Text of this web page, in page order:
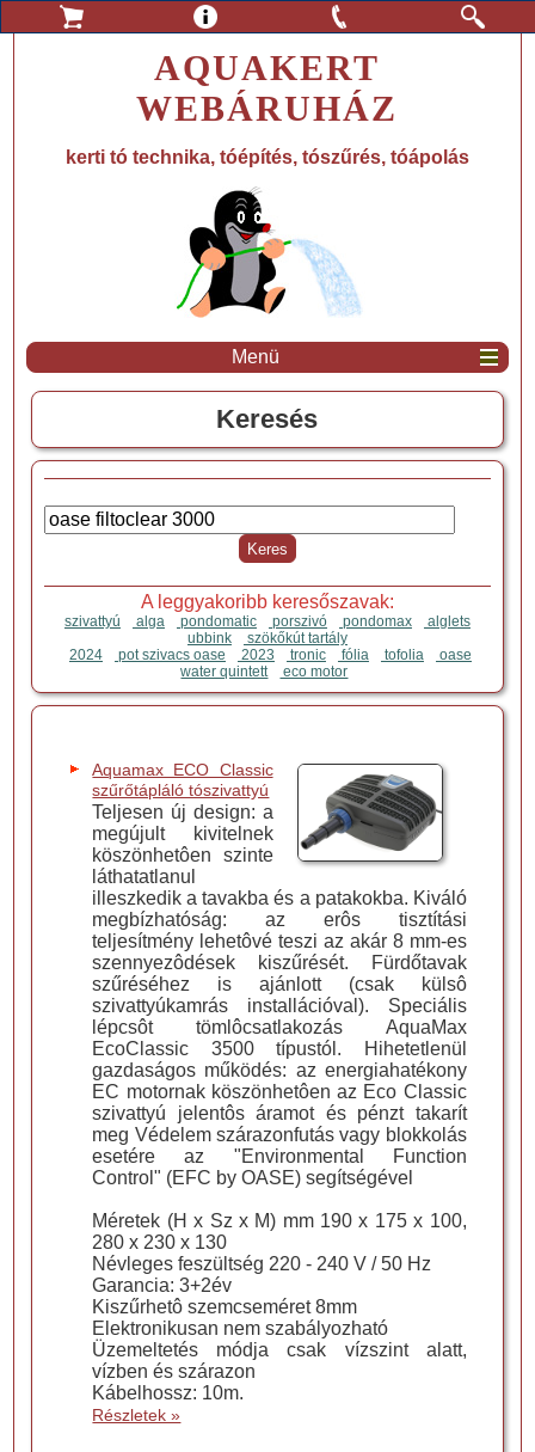
AQUAKERT
WEBÁRUHÁZ
kerti tó technika, tóépítés, tószűrés, tóápolás
Menü
Keresés
A leggyakoribb keresőszavak:
szivattyú alga pondomatic porszivó pondomax
alglets
ubbink
szökőkút tartály
2024
pot szivacs oase 2023 tronic fólia tofolia
oase
water quintett
eco motor
Aquamax ECO Classic
szűrőtápláló tószivattyú
Teljesen új design: a
megújult kivitelnek
köszönhetôen szinte
láthatatlanul
illeszkedik a tavakba és a patakokba. Kiváló
megbízhatóság: az erôs tisztítási
teljesítmény lehetôvé teszi az akár 8 mm-es
szennyezôdések kiszűrését. Fürdőtavak
szűréséhez is ajánlott (csak külsô
szivattyúkamrás installációval). Speciális
lépcsôt tömlôcsatlakozás AquaMax
EcoClassic 3500 típustól. Hihetetlenül
gazdaságos működés: az energiahatékony
EC motornak köszönhetôen az Eco Classic
szivattyú jelentôs áramot és pénzt takarít
meg Védelem szárazonfutás vagy blokkolás
esetére az "Environmental Function
Control" (EFC by OASE) segítségével
Méretek (H x Sz x M) mm 190 x 175 x 100,
280 x 230 x 130
Névleges feszültség 220 - 240 V / 50 Hz
Garancia: 3+2év
Kiszűrhetô szemcseméret 8mm
Elektronikusan nem szabályozható
Üzemeltetés módja csak vízszint alatt,
vízben és szárazon
Kábelhossz: 10m.
Részletek »